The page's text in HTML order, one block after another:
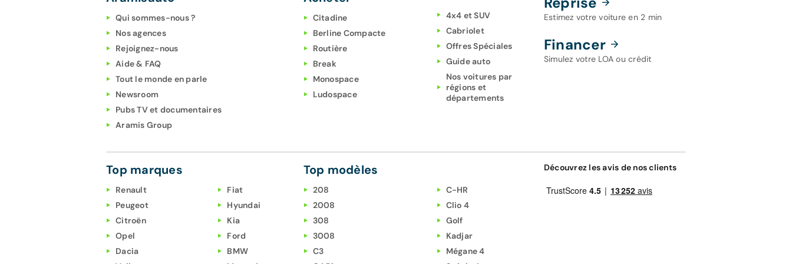
Qui sommes-nous ?
Nos agences
Rejoignez-nous
Aide & FAQ
Tout le monde en parle
Newsroom
Pubs TV et documentaires
Aramis Group
Citadine
Berline Compacte
Routière
Break
Monospace
Ludospace
4x4 et SUV
Cabriolet
Offres Spéciales
Guide auto
Nos voitures par
régions et
départements
Estimez votre voiture en 2 min
Financer
Simulez votre LOA ou crédit
Top marques
Renault
Peugeot
Citroën
Opel
Dacia
Fiat
Hyundai
Kia
Ford
BMW
Top modèles
208
2008
308
3008
C3
C-HR
Clio 4
Golf
Kadjar
Mégane 4
Découvrez les avis de nos clients